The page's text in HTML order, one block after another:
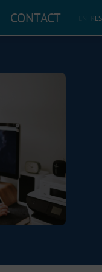
CONTACT ES